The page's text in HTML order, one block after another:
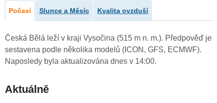
Počasí Slunce a Měsíc Kvalita ovzduší
Česká Bělá leží v kraji Vysočina (515 m n. m.). Předpověď je
sestavena podle několika modelů (ICON, GFS, ECMWF).
Naposledy byla aktualizována dnes v 14:00.
Aktuálně